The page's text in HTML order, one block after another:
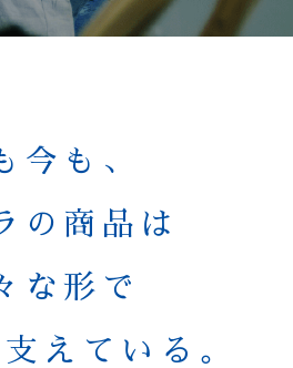
今も、
の商品は
な形で
えている。